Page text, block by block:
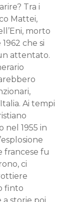
Tra i
Mattei,
morto
che si
attentato.
Ai tempi
nel 1955 in
francese fu
ci
finto